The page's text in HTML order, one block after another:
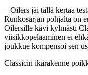
– Oilers jäi tällä kertaa
Runkosarjan pohjalta on
Oilersille kävi kylmästi
viisikkopelaaminen ei
joukkue kompensoi sen
Classicin ikärakenne